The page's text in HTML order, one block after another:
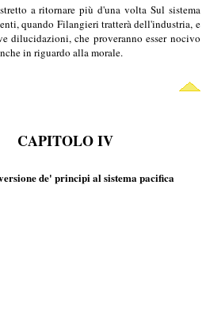
a ritornare più d'una volta Sul sistema
quando Filangieri tratterà dell'industria, e
dilucidazioni, che proveranno esser nocivo
in riguardo alla morale.
CAPITOLO IV
de' principi al sistema pacifica